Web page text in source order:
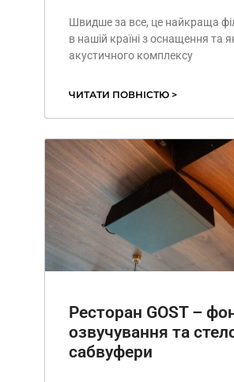
Швидше за все, це найкраща
в нашій країні з оснащення та
акустичного комплексу
ЧИТАТИ ПОВНІСТЮ >
Ресторан GOST –
озвучування та
сабвуфери